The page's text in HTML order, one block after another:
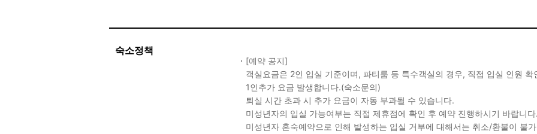
숙소정책
[예약 공지]
객실요금은 2인 입실 기준이며, 파티룸 등 특수객실의 경우, 직접 입실 인원 확
1인추가 요금 발생합니다.(숙소문의)
퇴실 시간 초과 시 추가 요금이 자동 부과될 수 있습니다.
미성년자의 입실 가능여부는 직접 제휴점에 확인 후 예약 진행하시기 바랍니
미성년자 혼숙예약으로 인해 발생하는 입실 거부에 대해서는 취소/환불이 불